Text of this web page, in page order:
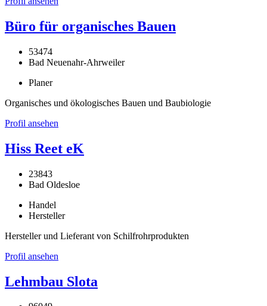
Büro für organisches Bauen
53474
Bad Neuenahr-Ahrweiler
Planer
Organisches und ökologisches Bauen und Baubiologie
Profil ansehen
Hiss Reet eK
23843
Bad Oldesloe
Handel
Hersteller
Hersteller und Lieferant von Schilfrohrprodukten
Profil ansehen
Lehmbau Slota